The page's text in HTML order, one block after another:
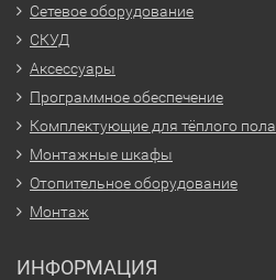
Сетевое оборудование
СКУД
Аксессуары
Программное обеспечение
Комплектующие для тёплого пола
Монтажные шкафы
Отопительное оборудование
Монтаж
ИНФОРМАЦИЯ